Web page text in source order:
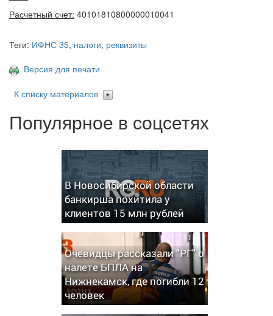
Расчетный счет: 40101810800000010041
Теги: ИФНС 35, налоги, реквизиты
Версия для печати
К списку материалов
Популярное в соцсетях
В Новосибирской области
банкирша похитила у
клиентов 15 млн рублей
Очевидцы рассказали "РГ" о
налете БПЛА на
Нижнекамск, где погибли 12
человек